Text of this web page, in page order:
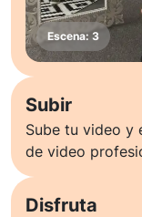
Subir
Sube tu video y
de video
Disfruta